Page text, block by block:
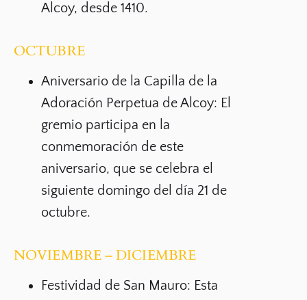
Alcoy, desde 1410.
OCTUBRE
Aniversario de la Capilla de la
Adoración Perpetua de Alcoy: El
gremio participa en la
conmemoración de este
aniversario, que se celebra el
siguiente domingo del día 21 de
octubre.
NOVIEMBRE – DICIEMBRE
Festividad de San Mauro: Esta